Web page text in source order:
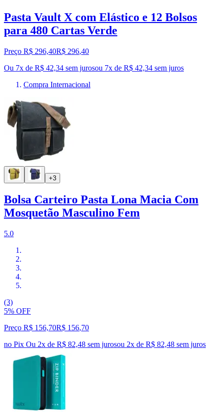
Pasta Vault X com Elástico e 12 Bolsos
para 480 Cartas Verde
Preço R$ 296,40R$ 296,40
Ou 7x de R$ 42,34 sem jurosou 7x de R$ 42,34 sem juros
Compra Internacional
+3
Bolsa Carteiro Pasta Lona Macia Com
Mosquetão Masculino Fem
5.0
(3)
5% OFF
Preço R$ 156,70R$ 156,70
no Pix Ou 2x de R$ 82,48 sem jurosou 2x de R$ 82,48 sem juros